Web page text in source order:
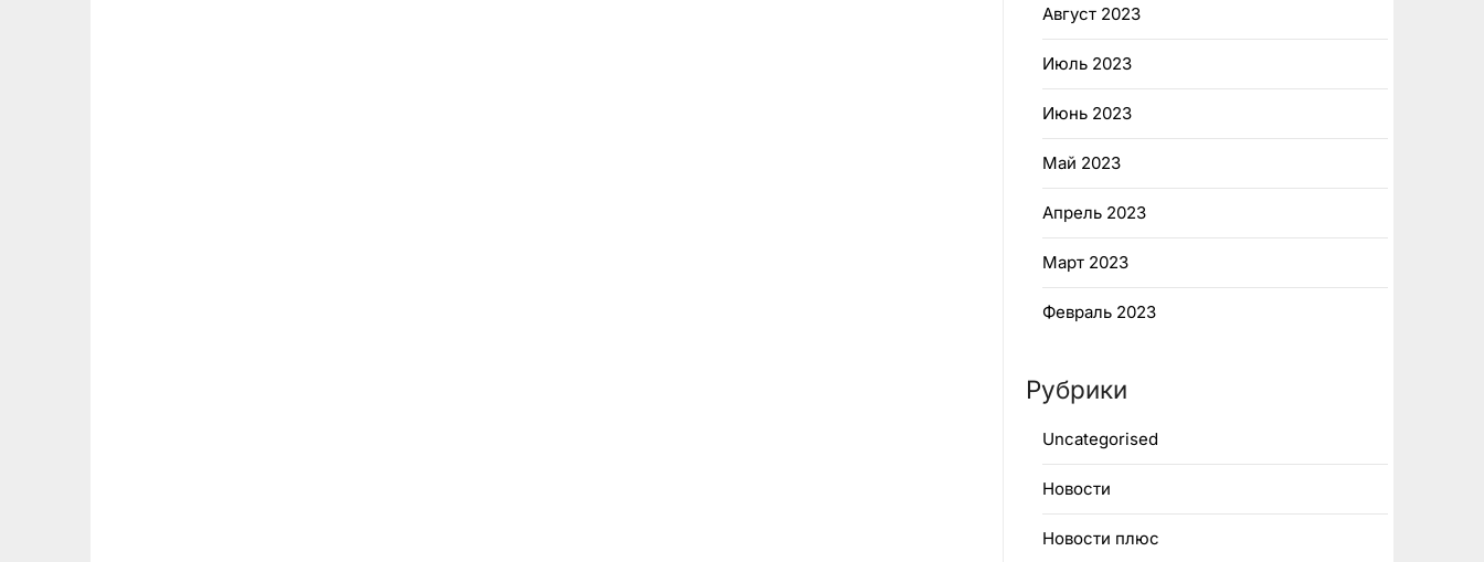
Август 2023
Июль 2023
Июнь 2023
Май 2023
Апрель 2023
Март 2023
Февраль 2023
Рубрики
Uncategorised
Новости
Новости плюс